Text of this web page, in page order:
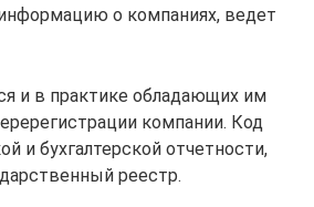
о компаниях, ведет
и в практике обладающих им
компании. Код
и бухгалтерской отчетности,
реестр.